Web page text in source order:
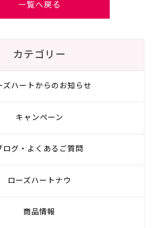
一覧へ戻る
カテゴリー
ズハートからのお知らせ
キャンペーン
ログ・よくあるご質問
ローズハートナウ
商品情報